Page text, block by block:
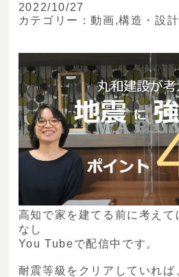
2022/10/27
カテゴリー：動画,構造・設
高知で家を建てる前に考えて
なし
You Tubeで配信中です。
耐震等級をクリアしていれば